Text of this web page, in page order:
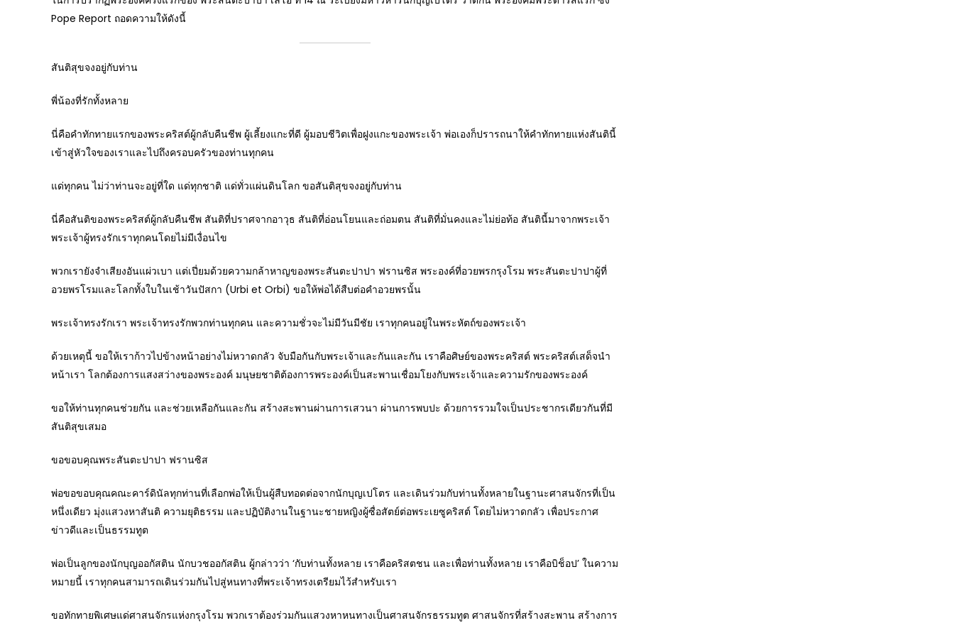
Pope Report ถอดความให้ดังนี้
สันติสุขจงอยู่กับท่าน
พี่น้องที่รักทั้งหลาย
นี่คือคำทักทายแรกของพระคริสต์ผู้กลับคืนชีพ ผู้เลี้ยงแกะที่ดี ผู้มอบชีวิตเพื่อฝูงแกะของพระเจ้า พ่อเองก็ปรารถนาให้คำทักทายแห่งสันตินี้
เข้าสู่หัวใจของเราและไปถึงครอบครัวของท่านทุกคน
แด่ทุกคน ไม่ว่าท่านจะอยู่ที่ใด แด่ทุกชาติ แด่ทั่วแผ่นดินโลก ขอสันติสุขจงอยู่กับท่าน
นี่คือสันติของพระคริสต์ผู้กลับคืนชีพ สันติที่ปราศจากอาวุธ สันติที่อ่อนโยนและถ่อมตน สันติที่มั่นคงและไม่ย่อท้อ สันตินี้มาจากพระเจ้า
พระเจ้าผู้ทรงรักเราทุกคนโดยไม่มีเงื่อนไข
พวกเรายังจำเสียงอันแผ่วเบา แต่เปี่ยมด้วยความกล้าหาญของพระสันตะปาปา ฟรานซิส พระองค์ที่อวยพรกรุงโรม พระสันตะปาปาผู้ที่
อวยพรโรมและโลกทั้งใบในเช้าวันปัสกา (Urbi et Orbi) ขอให้พ่อได้สืบต่อคำอวยพรนั้น
พระเจ้าทรงรักเรา พระเจ้าทรงรักพวกท่านทุกคน และความชั่วจะไม่มีวันมีชัย เราทุกคนอยู่ในพระหัตถ์ของพระเจ้า
ด้วยเหตุนี้ ขอให้เราก้าวไปข้างหน้าอย่างไม่หวาดกลัว จับมือกันกับพระเจ้าและกันและกัน เราคือศิษย์ของพระคริสต์ พระคริสต์เสด็จนำ
หน้าเรา โลกต้องการแสงสว่างของพระองค์ มนุษยชาติต้องการพระองค์เป็นสะพานเชื่อมโยงกับพระเจ้าและความรักของพระองค์
ขอให้ท่านทุกคนช่วยกัน และช่วยเหลือกันและกัน สร้างสะพานผ่านการเสวนา ผ่านการพบปะ ด้วยการรวมใจเป็นประชากรเดียวกันที่มี
สันติสุขเสมอ
ขอขอบคุณพระสันตะปาปา ฟรานซิส
พ่อขอขอบคุณคณะคาร์ดินัลทุกท่านที่เลือกพ่อให้เป็นผู้สืบทอดต่อจากนักบุญเปโตร และเดินร่วมกับท่านทั้งหลายในฐานะศาสนจักรที่เป็น
หนึ่งเดียว มุ่งแสวงหาสันติ ความยุติธรรม และปฏิบัติงานในฐานะชายหญิงผู้ซื่อสัตย์ต่อพระเยซูคริสต์ โดยไม่หวาดกลัว เพื่อประกาศ
ข่าวดีและเป็นธรรมทูต
พ่อเป็นลูกของนักบุญออกัสติน นักบวชออกัสติน ผู้กล่าวว่า ‘กับท่านทั้งหลาย เราคือคริสตชน และเพื่อท่านทั้งหลาย เราคือบิช็อป’ ในความ
หมายนี้ เราทุกคนสามารถเดินร่วมกันไปสู่หนทางที่พระเจ้าทรงเตรียมไว้สำหรับเรา
ขอทักทายพิเศษแด่ศาสนจักรแห่งกรุงโรม พวกเราต้องร่วมกันแสวงหาหนทางเป็นศาสนจักรธรรมทูต ศาสนจักรที่สร้างสะพาน สร้างการ